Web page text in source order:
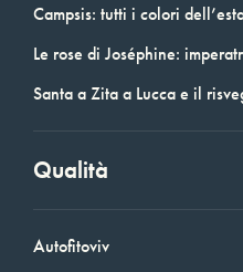
Campsis: tutti i colori
Le rose di Joséphine:
Santa a Zita a Lucca e il
Qualità
Autofitoviv